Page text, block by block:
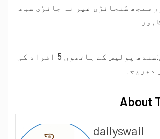
سمجھ سُنجانڑی غیر نہ جانڑی سبھ
سندھ پولیس کے ہاتھوں 5 افراد کی
دھریجہ
About
dailyswail